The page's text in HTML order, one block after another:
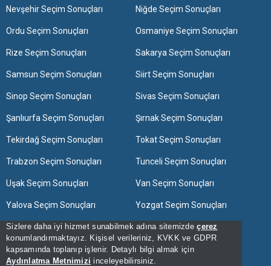
Sizlere daha iyi hizmet sunabilmek adına sitemizdeçerez
konumlandırmaktayız. Kişisel verileriniz, KVKK ve GDPR
kapsamında toplanıp işlenir. Detaylı bilgi almak için
Aydınlatma Metnimizi inceleyebilirsiniz.
Nevşehir Seçim Sonuçları Niğde Seçim Sonuçları
Ordu Seçim Sonuçları Osmaniye Seçim Sonuçları
Rize Seçim Sonuçları Sakarya Seçim Sonuçları
Samsun Seçim Sonuçları Siirt Seçim Sonuçları
Sinop Seçim Sonuçları Sivas Seçim Sonuçları
Şanlıurfa Seçim Sonuçları Şırnak Seçim Sonuçları
Tekirdağ Seçim Sonuçları Tokat Seçim Sonuçları
Trabzon Seçim Sonuçları Tunceli Seçim Sonuçları
Uşak Seçim Sonuçları Van Seçim Sonuçları
Yalova Seçim Sonuçları Yozgat Seçim Sonuçları
Zonguldak Seçim Sonuçları
[Hata Bildir] - 23:59:03 - 12